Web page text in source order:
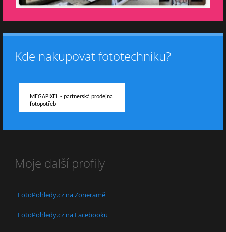
Kde nakupovat fototechniku?
MEGAPIXEL - partnerská prodejna
fotopotřeb
Moje další profily
FotoPohledy.cz na Zoneramě
FotoPohledy.cz na Facebooku